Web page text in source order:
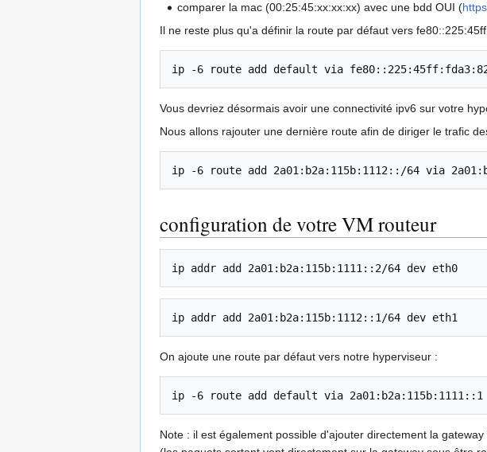
comparer la mac (00:25:45:xx:xx:xx) avec une bdd OUI (
Il ne reste plus qu'a définir la route par défaut vers
ip -6 route add default via
Vous devriez désormais avoir une connectivité ipv6 sur votre
Nous allons rajouter une dernière route afin de diriger le trafic
ip -6 route add 2a01:b2a:115b:1112::/64 via
configuration de votre VM routeur
ip addr add 2a01:b2a:115b:1111::2/64 dev eth0
ip addr add 2a01:b2a:115b:1112::1/64 dev eth1
On ajoute une route par défaut vers notre hyperviseur :
ip -6 route add default via 2a01:b2a:115b:1111::1
Note : il est également possible d'ajouter directement la